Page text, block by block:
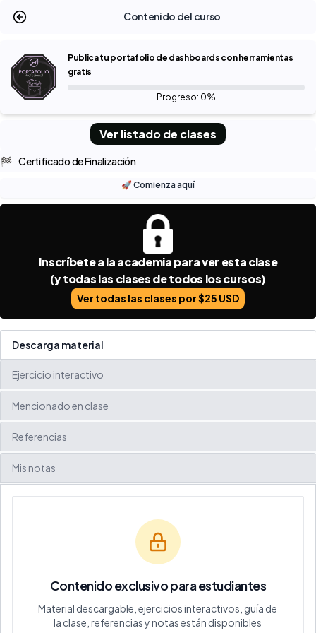
Contenido del curso
Publica tu portafolio de dashboards con herramientas
gratis
Progreso: 0%
Ver listado de clases
🏁 Certificado de Finalización
🚀 Comienza aquí
Inscríbete a la academia para ver esta clase
(y todas las clases de todos los cursos)
Ver todas las clases por $25 USD
Descarga material
Ejercicio interactivo
Mencionado en clase
Referencias
Mis notas
Contenido exclusivo para estudiantes
Material descargable, ejercicios interactivos, guía de
la clase, referencias y notas están disponibles